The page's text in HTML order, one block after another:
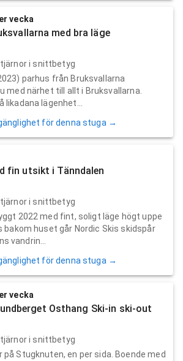
vecka
med bra läge
i snittbetyg
parhus från Bruksvallarna
med närhet till allt i Bruksvallarna.
lägenhet...
för denna stuga →
fin utsikt i Tänndalen
i snittbetyg
2022 med fint, soligt läge högt uppe
bakom huset går Nordic Skis skidspår
vandrin...
för denna stuga →
vecka
Osthang Ski-in ski-out
i snittbetyg
på Stugknuten, en per sida. Boende med